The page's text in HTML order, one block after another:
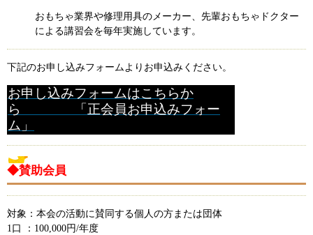
おもちゃ業界や修理用具のメーカー、先輩おもちゃドクター
による講習会を毎年実施しています。
下記のお申し込みフォームよりお申込みください。
お申し込みフォームはこちらか
ら 「正会員お申込みフォー
ム」
◆賛助会員
対象：本会の活動に賛同する個人の方または団体
1口 ：100,000円/年度